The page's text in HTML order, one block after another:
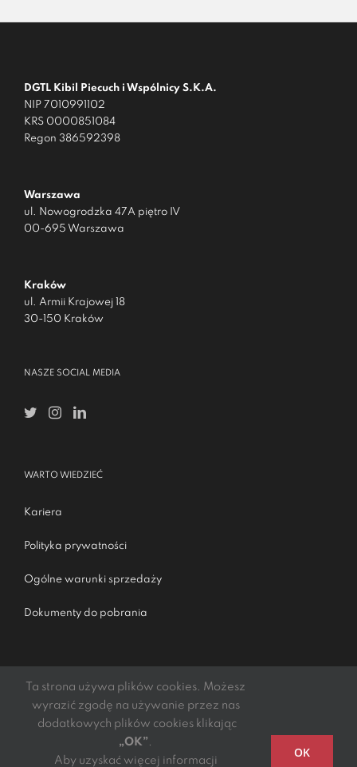
DGTL Kibil Piecuch i Wspólnicy S.K.A.
NIP 7010991102
KRS 0000851084
Regon 386592398
Warszawa
ul. Nowogrodzka 47A piętro IV
00-695 Warszawa
Kraków
ul. Armii Krajowej 18
30-150 Kraków
NASZE SOCIAL MEDIA
WARTO WIEDZIEĆ
Kariera
Polityka prywatności
Ogólne warunki sprzedaży
Dokumenty do pobrania
Podmiotem świadczącym obsługę płatności online jest
mElements S.A.
Ta strona używa plików cookies. Możesz
wyrazić zgodę na używanie przez nas
dodatkowych plików cookies klikając
„OK” .
Aby uzyskać więcej informacji
OK